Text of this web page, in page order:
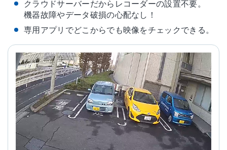
クラウドサーバーだからレコーダーの設置不要。
機器故障やデータ破損の心配なし！
専用アプリでどこからでも映像をチェックできる。